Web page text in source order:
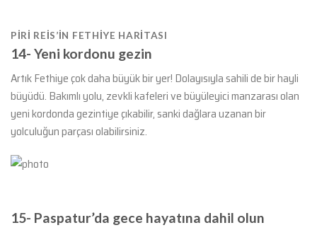
PIRI REIS’IN FETHIYE HARITASI
14- Yeni kordonu gezin
Artık Fethiye çok daha büyük bir yer! Dolayısıyla sahili de bir hayli
büyüdü. Bakımlı yolu, zevkli kafeleri ve büyüleyici manzarası olan
yeni kordonda gezintiye çıkabilir, sanki dağlara uzanan bir
yolculuğun parçası olabilirsiniz.
15- Paspatur’da gece hayatına dahil olun